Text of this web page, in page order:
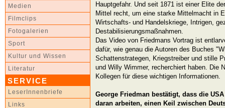
Medien
Filmclips
Fotogalerien
Sport
Kultur und Wissen
Literatur
SERVICE
LeserInnenbriefe
Links
Hauptgefahr. Und seit 1871 ist einer Elite
Mittel recht, um eine starke Mittelmacht in
Wirtschafts- und Handelskriege, Intrigen,
Destabilisierungsmaßnahmen.
Das Video von Friedmans Vortrag ist
dafür, wie genau die Autoren des Buches
Schattenstrategen, Kriegstreiber und stille
und Willy Wimmer, recherchiert haben. Die
Kollegen für diese wichtigen Informationen.
George Friedman bestätigt, dass die
daran arbeiten, einen Keil zwischen